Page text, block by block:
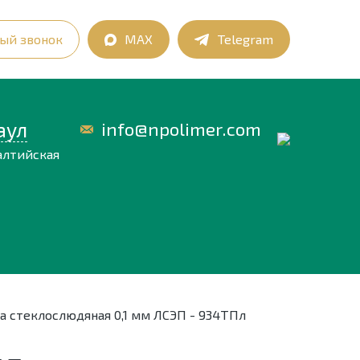
звонок MAX Telegram
info@npolimer.com
стеклослюдяная 0,1 мм ЛСЭП - 934ТПл